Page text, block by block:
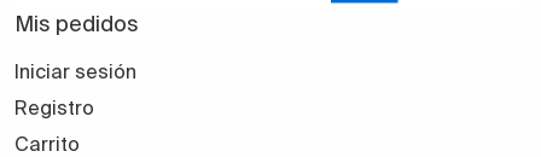
Mis pedidos
Iniciar sesión
Registro
Carrito